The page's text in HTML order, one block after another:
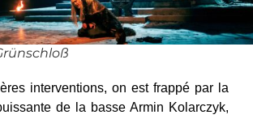
interventions, on est frappé par la
de la basse Armin Kolarczyk,